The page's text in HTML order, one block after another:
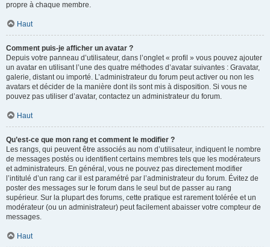
propre à chaque membre.
Haut
Comment puis-je afficher un avatar ?
Depuis votre panneau d’utilisateur, dans l’onglet « profil » vous pouvez ajouter
un avatar en utilisant l’une des quatre méthodes d’avatar suivantes : Gravatar,
galerie, distant ou importé. L’administrateur du forum peut activer ou non les
avatars et décider de la manière dont ils sont mis à disposition. Si vous ne
pouvez pas utiliser d’avatar, contactez un administrateur du forum.
Haut
Qu’est-ce que mon rang et comment le modifier ?
Les rangs, qui peuvent être associés au nom d’utilisateur, indiquent le nombre
de messages postés ou identifient certains membres tels que les modérateurs
et administrateurs. En général, vous ne pouvez pas directement modifier
l’intitulé d’un rang car il est paramétré par l’administrateur du forum. Évitez de
poster des messages sur le forum dans le seul but de passer au rang
supérieur. Sur la plupart des forums, cette pratique est rarement tolérée et un
modérateur (ou un administrateur) peut facilement abaisser votre compteur de
messages.
Haut